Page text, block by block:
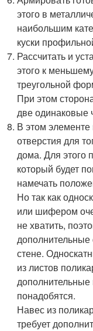
этого в
наибольшим
куски
Рассчитать и
этого к
треугольной
При этом
две одинаковые
В этом элементе
отверстия для
дома. Для этого
который будет
намечать
Но так как
или шифером
не хватить,
дополнительные
стене.
из листов
понадобятся.
Навес из
требует